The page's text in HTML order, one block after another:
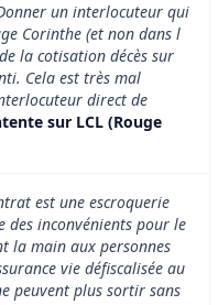
un interlocuteur qui
Corinthe (et non dans l
la cotisation décès sur
Cela est très mal
direct de
sur LCL (Rouge
est une escroquerie
des inconvénients pour le
la main aux personnes
vie défiscalisée au
peuvent plus sortir sans